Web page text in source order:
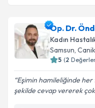
Op. Dr. Mustafa
oluşturun. Size bu
takvim
Op. Dr.
Kadın
Samsun, Canik
5 (2
Eşimin hamileliğinde
şekilde cevap vererek